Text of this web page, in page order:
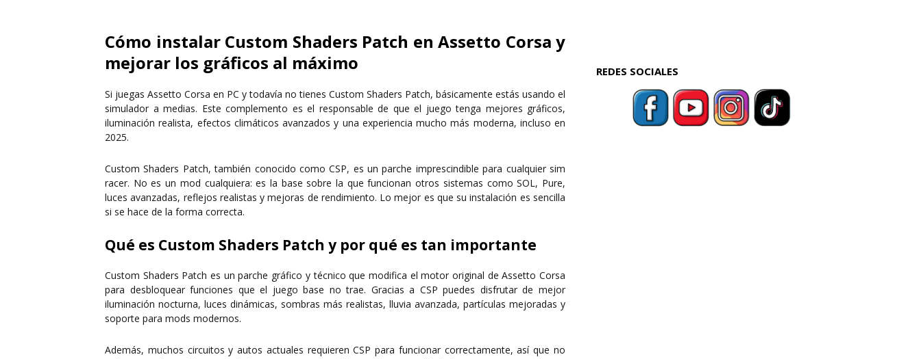
Cómo instalar Custom Shaders Patch en Assetto Corsa y
mejorar los gráficos al máximo
Si juegas Assetto Corsa en PC y todavía no tienes Custom Shaders Patch, básicamente estás usando el
simulador a medias. Este complemento es el responsable de que el juego tenga mejores gráficos,
iluminación realista, efectos climáticos avanzados y una experiencia mucho más moderna, incluso en
2025.
Custom Shaders Patch, también conocido comoCSP, es un parche imprescindible para cualquier sim
racer. No es un mod cualquiera: es la base sobre la que funcionan otros sistemas comoSOL, Pure,
luces avanzadas, reflejos realistas y mejoras de rendimiento. Lo mejor es que su instalación es sencilla
si se hace de la forma correcta.
Qué es Custom Shaders Patch y por qué es tan importante
Custom Shaders Patch es un parche gráfico y técnico que modifica el motor original de Assetto Corsa
para desbloquear funciones que el juego base no trae. Gracias a CSP puedes disfrutar de mejor
iluminación nocturna, luces dinámicas, sombras más realistas, lluvia avanzada, partículas mejoradas y
soporte para mods modernos.
Además, muchos circuitos y autos actuales requieren CSP para funcionar correctamente, así que no
REDES SOCIALES